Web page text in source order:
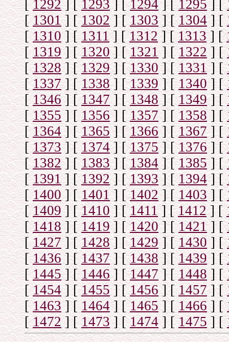
[1292] [1293] [1294 ] [1295] [
[1301] [1302] [1303] [1304] [
[1310] [1311] [1312] [1313] [
[1319] [1320] [1321] [1322] [
[1328] [1329] [1330] [1331] [
[1337] [1338] [1339] [1340] [
[1346] [1347] [1348] [1349] [
[1355] [1356] [1357] [1358] [
[1364] [1365] [1366] [1367] [
[1373] [1374] [1375] [1376] [
[1382] [1383] [1384] [1385] [
[1391] [1392] [1393] [1394] [
[1400] [1401] [1402] [1403] [
[1409] [1410] [1411] [1412] [
[1418] [1419] [1420] [1421] [
[1427] [1428] [1429] [1430] [
[1436] [1437] [1438] [1439] [
[1445] [1446] [1447] [1448] [
[1454] [1455] [1456] [1457] [
[1463] [1464] [1465] [1466] [
[1472] [1473] [1474] [1475] [